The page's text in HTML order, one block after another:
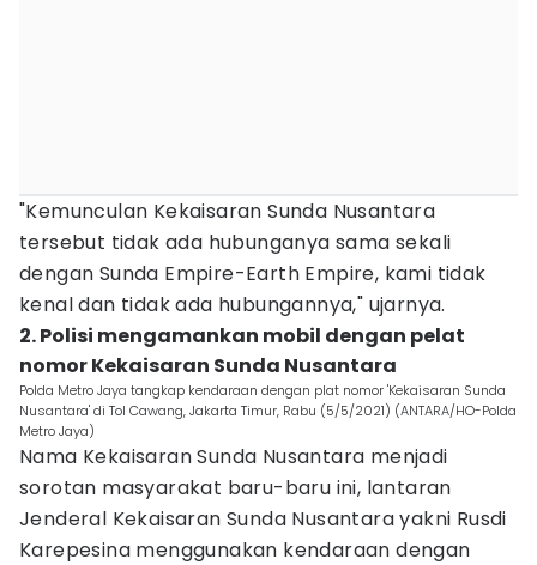
"Kemunculan Kekaisaran Sunda Nusantara
tersebut tidak ada hubunganya sama sekali
dengan Sunda Empire-Earth Empire, kami tidak
kenal dan tidak ada hubungannya," ujarnya.
2. Polisi mengamankan mobil dengan pelat
nomor Kekaisaran Sunda Nusantara
Polda Metro Jaya tangkap kendaraan dengan plat nomor 'Kekaisaran Sunda
Nusantara' di Tol Cawang, Jakarta Timur, Rabu (5/5/2021) (ANTARA/HO-Polda
Metro Jaya)
Nama Kekaisaran Sunda Nusantara menjadi
sorotan masyarakat baru-baru ini, lantaran
Jenderal Kekaisaran Sunda Nusantara yakni Rusdi
Karepesina menggunakan kendaraan dengan